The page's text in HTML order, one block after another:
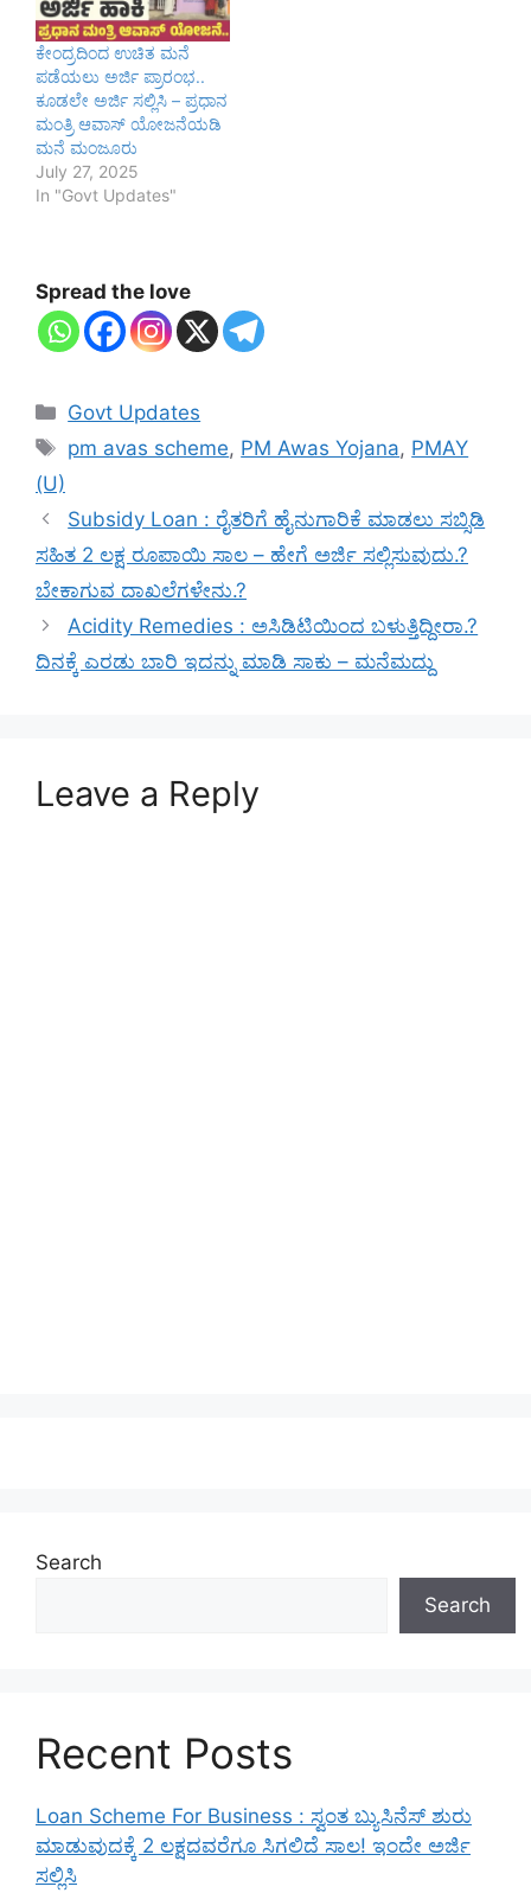
ಕೇಂದ್ರದಿಂದ ಉಚಿತ ಮನೆ
ಪಡೆಯಲು ಅರ್ಜಿ ಪ್ರಾರಂಭ..
ಕೂಡಲೇ ಅರ್ಜಿ ಸಲ್ಲಿಸಿ – ಪ್ರಧಾನ
ಮಂತ್ರಿ ಆವಾಸ್‌ ಯೋಜನೆಯಡಿ
ಮನೆ ಮಂಜೂರು
July 27, 2025
In "Govt Updates"
Spread the love
Categories
Govt Updates
Tags
pm avas scheme, PM Awas Yojana, PMAY
(U)
Subsidy Loan : ರೈತರಿಗೆ ಹೈನುಗಾರಿಕೆ ಮಾಡಲು ಸಬ್ಸಿಡಿ
ಸಹಿತ 2 ಲಕ್ಷ ರೂಪಾಯಿ ಸಾಲ – ಹೇಗೆ ಅರ್ಜಿ ಸಲ್ಲಿಸುವುದು.?
ಬೇಕಾಗುವ ದಾಖಲೆಗಳೇನು.?
Acidity Remedies : ಅಸಿಡಿಟಿಯಿಂದ ಬಳುತ್ತಿದ್ದೀರಾ.?
ದಿನಕ್ಕೆ ಎರಡು ಬಾರಿ ಇದನ್ನು ಮಾಡಿ ಸಾಕು – ಮನೆಮದ್ದು
Leave a Reply
Search
Search
Recent Posts
Loan Scheme For Business : ಸ್ವಂತ ಬ್ಯುಸಿನೆಸ್ ಶುರು
ಮಾಡುವುದಕ್ಕೆ 2 ಲಕ್ಷದವರೆಗೂ ಸಿಗಲಿದೆ ಸಾಲ! ಇಂದೇ ಅರ್ಜಿ
ಸಲ್ಲಿಸಿ